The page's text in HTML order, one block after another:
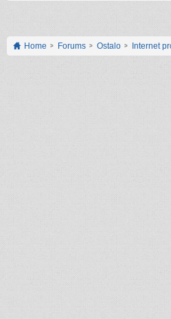
Home Forums Ostalo Internet